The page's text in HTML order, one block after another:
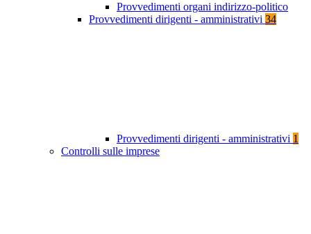
Provvedimenti organi indirizzo-politico
Provvedimenti dirigenti - amministrativi 34
Provvedimenti dirigenti - amministrativi 1
Controlli sulle imprese